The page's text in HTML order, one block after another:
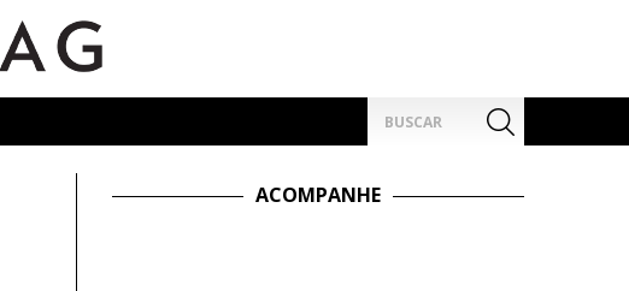
por:
ACOMPANHE